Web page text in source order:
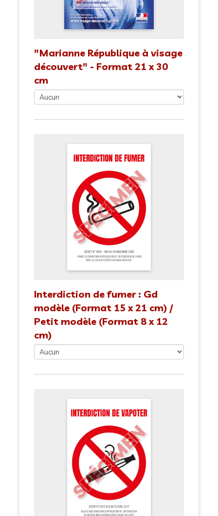
"Marianne République à visage
découvert" - Format 21 x 30
cm
Interdiction de fumer : Gd
modèle (Format 15 x 21 cm) /
Petit modèle (Format 8 x 12
cm)